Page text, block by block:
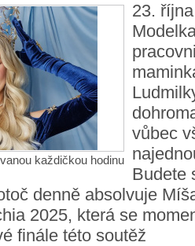
každičkou hodinu
23.
vůbec
Budete
denně absolvuje
2025, která se
finále této soutěž